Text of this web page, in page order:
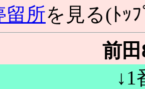
留所を見る(ﾄｯ
前
↓1